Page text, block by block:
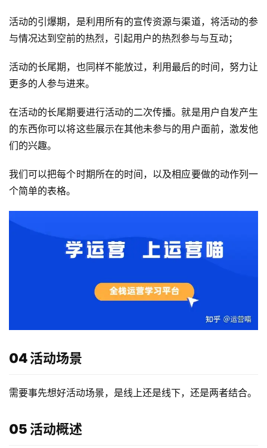
活动的引爆期，是利用所有的宣传资源与渠道，将活动的参
与情况达到空前的热烈，引起用户的热烈参与与互动；
活动的长尾期，也同样不能放过，利用最后的时间，努力让
更多的人参与进来。
在活动的长尾期要进行活动的二次传播。就是用户自发产生
的东西你可以将这些展示在其他未参与的用户面前，激发他
们的兴趣。
我们可以把每个时期所在的时间，以及相应要做的动作列一
个简单的表格。
04 活动场景
需要事先想好活动场景，是线上还是线下，还是两者结合。
05 活动概述